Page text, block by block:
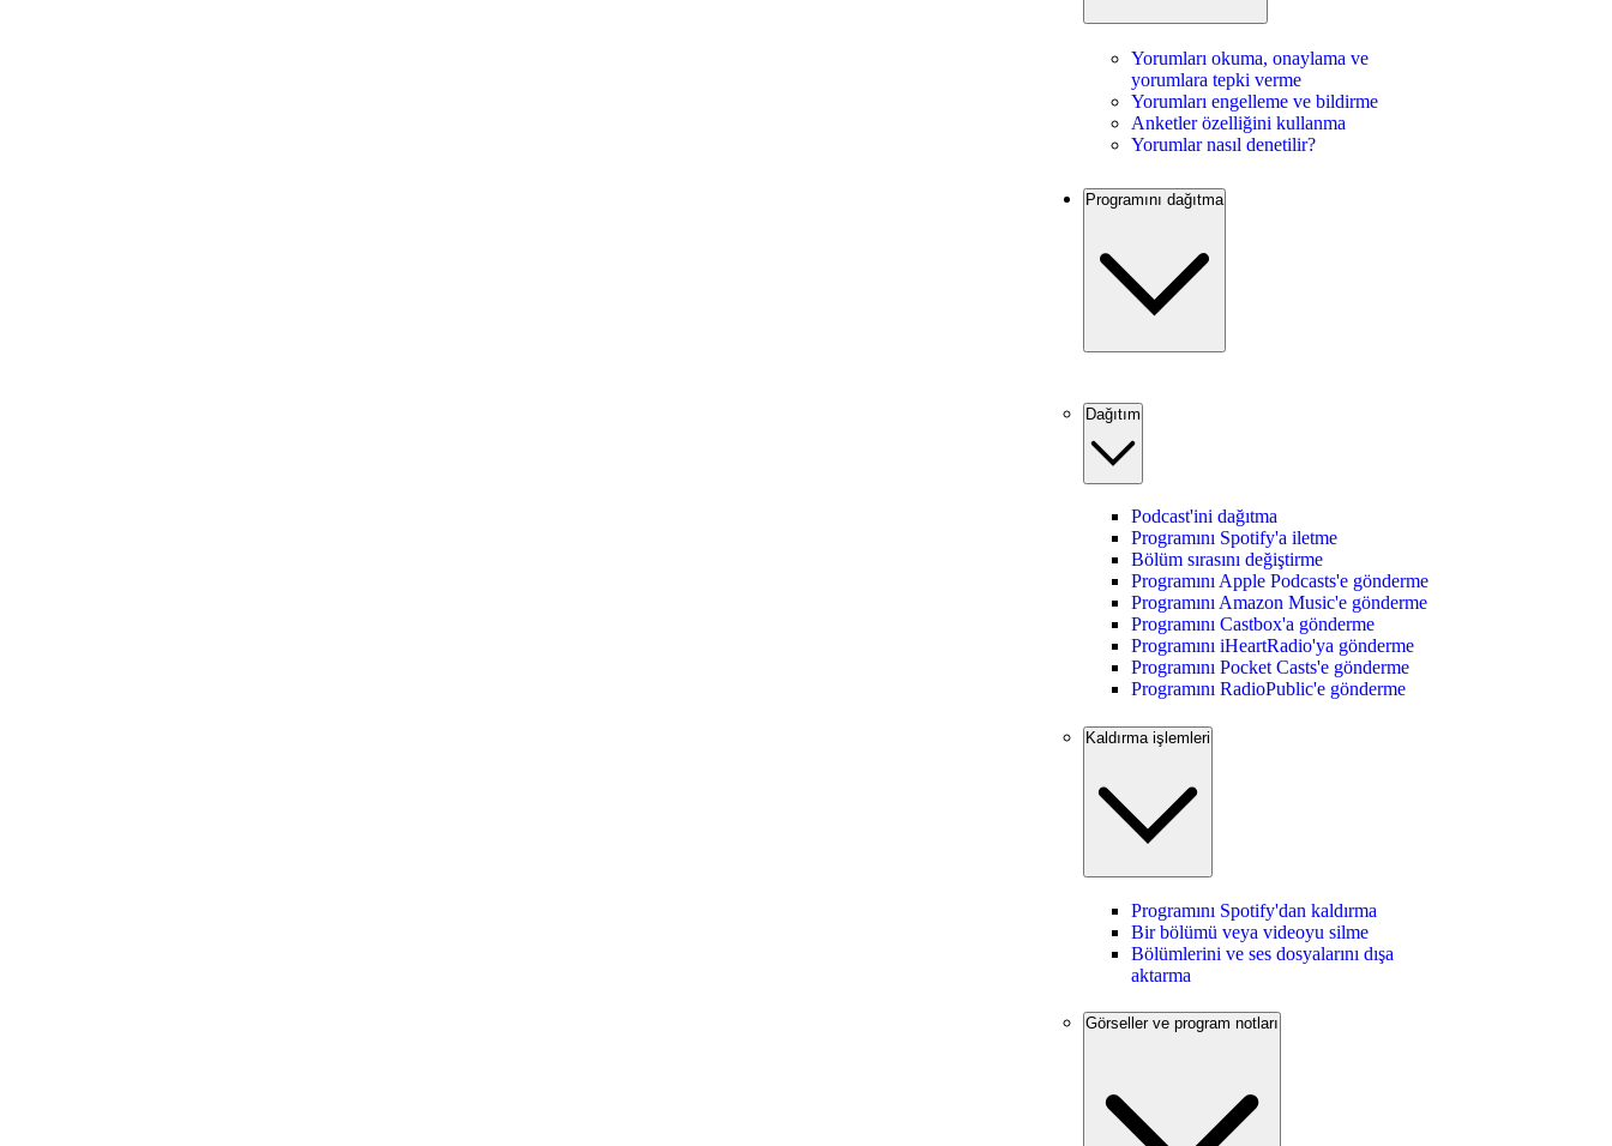
Yorumları okuma, onaylama ve
yorumlara tepki verme
Yorumları engelleme ve bildirme
Anketler özelliğini kullanma
Yorumlar nasıl denetilir?
Programını dağıtma
Dağıtım
Podcast'ini dağıtma
Programını Spotify'a iletme
Bölüm sırasını değiştirme
Programını Apple Podcasts'e gönderme
Programını Amazon Music'e gönderme
Programını Castbox'a gönderme
Programını iHeartRadio'ya gönderme
Programını Pocket Casts'e gönderme
Programını RadioPublic'e gönderme
Kaldırma işlemleri
Programını Spotify'dan kaldırma
Bir bölümü veya videoyu silme
Bölümlerini ve ses dosyalarını dışa
aktarma
Görseller ve program notları